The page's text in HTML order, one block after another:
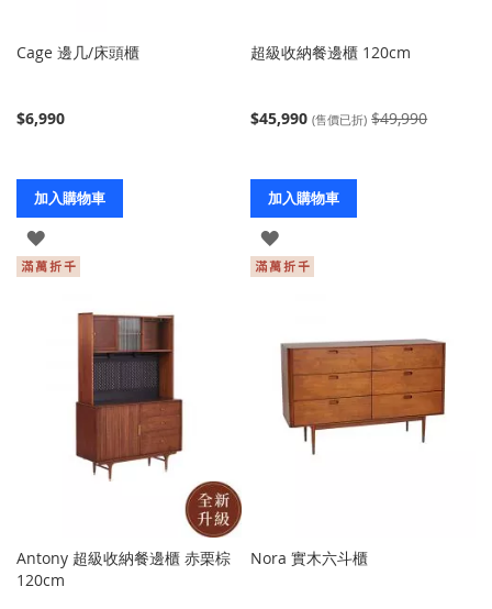
Cage 邊几/床頭櫃
$6,990
加入購物車
登
入
超級收納餐邊櫃 120cm
$45,990 (售價已折) $49,990
加入購物車
登
入
Antony 超級收納餐邊櫃 赤栗棕
120cm
Nora 實木六斗櫃